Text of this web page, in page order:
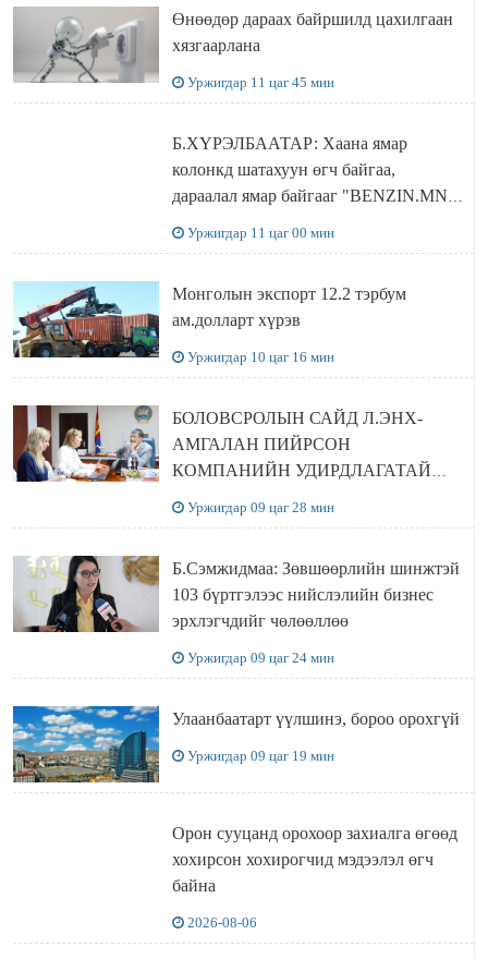
Өнөөдөр дараах байршилд цахилгаан
хязгаарлана
Уржигдар 11 цаг 45 мин
Б.ХҮРЭЛБААТАР: Хаана ямар
колонкд шатахуун өгч байгаа,
дараалал ямар байгааг "BENZIN.MN”
сайтаас харах боломжтой
Уржигдар 11 цаг 00 мин
Монголын экспорт 12.2 тэрбум
ам.долларт хүрэв
Уржигдар 10 цаг 16 мин
БОЛОВСРОЛЫН САЙД Л.ЭНХ-
АМГАЛАН ПИЙРСОН
КОМПАНИЙН УДИРДЛАГАТАЙ
УУЛЗЛАА
Уржигдар 09 цаг 28 мин
Б.Сэмжидмаа: Зөвшөөрлийн шинжтэй
103 бүртгэлээс нийслэлийн бизнес
эрхлэгчдийг чөлөөллөө
Уржигдар 09 цаг 24 мин
Улаанбаатарт үүлшинэ, бороо орохгүй
Уржигдар 09 цаг 19 мин
Орон сууцанд орохоор захиалга өгөөд
хохирсон хохирогчид мэдээлэл өгч
байна
2026-08-06